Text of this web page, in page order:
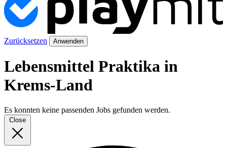
Zurücksetzen Anwenden
Lebensmittel Praktika in
Krems-Land
Es konnten keine passenden Jobs gefunden werden.
Close